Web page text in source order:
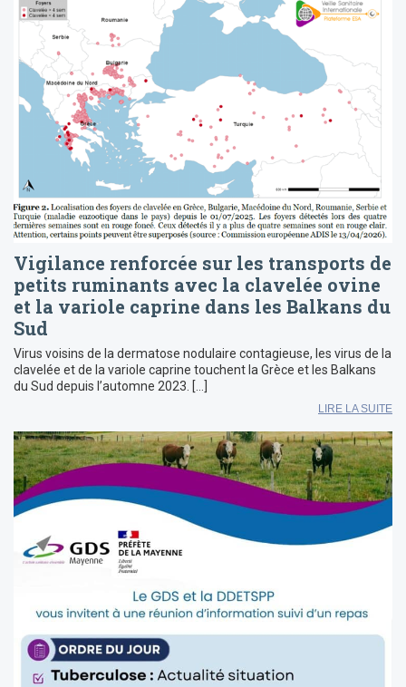
Vigilance renforcée sur les transports de
petits ruminants avec la clavelée ovine
et la variole caprine dans les Balkans du
Sud
Virus voisins de la dermatose nodulaire contagieuse, les virus de la
clavelée et de la variole caprine touchent la Grèce et les Balkans
du Sud depuis l’automne 2023. […]
LIRE LA SUITE